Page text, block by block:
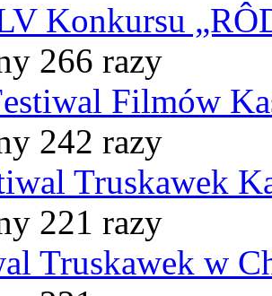
Konkursu
266 razy
Filmów
242 razy
Truskawek
221 razy
Truskawek w